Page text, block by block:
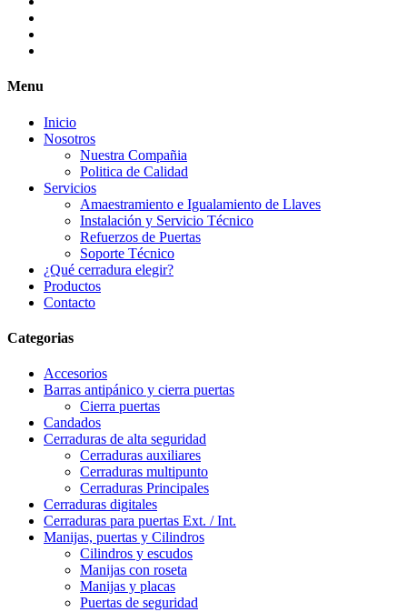
Menu
Inicio
Nosotros
Nuestra Compañia
Politica de Calidad
Servicios
Amaestramiento e Igualamiento de Llaves
Instalación y Servicio Técnico
Refuerzos de Puertas
Soporte Técnico
¿Qué cerradura elegir?
Productos
Contacto
Categorias
Accesorios
Barras antipánico y cierra puertas
Cierra puertas
Candados
Cerraduras de alta seguridad
Cerraduras auxiliares
Cerraduras multipunto
Cerraduras Principales
Cerraduras digitales
Cerraduras para puertas Ext. / Int.
Manijas, puertas y Cilindros
Cilindros y escudos
Manijas con roseta
Manijas y placas
Puertas de seguridad